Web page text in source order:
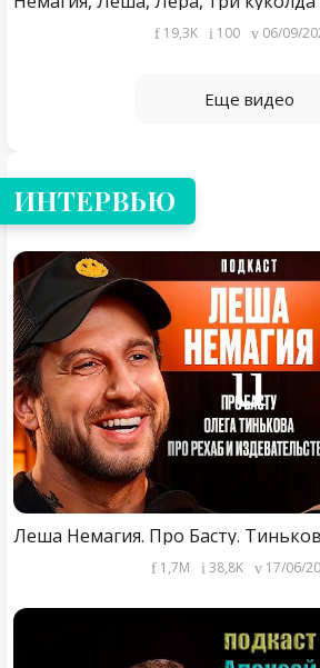
19,3K 100 06/09/
Еще видео
ИНТЕРВЬЮ
1,7M 38,8K 17/06/